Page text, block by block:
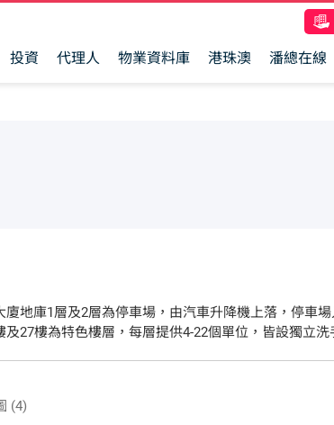
投資 代理人 物業資料庫 港珠澳 潘總在線
地庫1層及2層為停車場，由汽車升降機上落，停車
(4)